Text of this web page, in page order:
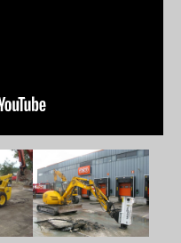
Show larger version